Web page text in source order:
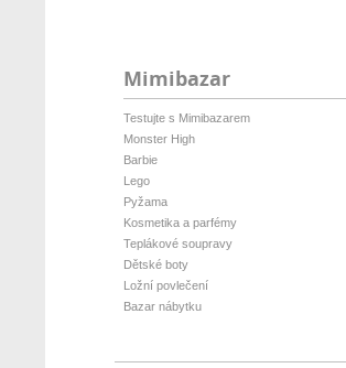
Mimibazar
Testujte s Mimibazarem
Monster High
Barbie
Lego
Pyžama
Kosmetika a parfémy
Teplákové soupravy
Dětské boty
Ložní povlečení
Bazar nábytku